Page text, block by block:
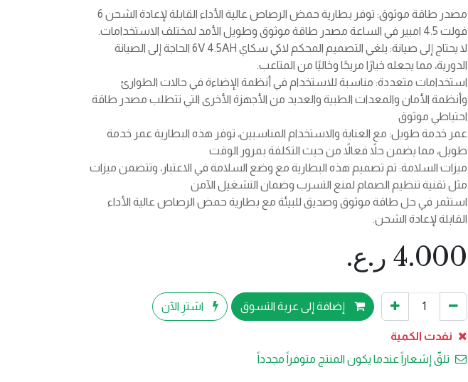
مصدر طاقة موثوق: توفر بطارية حمض الرصاص عالية الأداء القابلة لإعادة الشحن 6
فولت 4.5 امبير في الساعة مصدر طاقة موثوق وطويل الأمد لمختلف الاستخدامات.
لا يحتاج إلى صيانة: يلغي التصميم المحكم لاكي سكاي 6V 4.5AH الحاجة إلى الصيانة
الدورية، مما يجعله خيارًا مريحًا وخاليًا من المتاعب.
استخدامات متعددة: مناسبة للاستخدام في أنظمة الإضاءة في حالات الطوارئ
وأنظمة الأمان والمعدات الطبية والعديد من الأجهزة الأخرى التي تتطلب مصدر طاقة
احتياطي موثوق
عمر خدمة طويل: مع العناية والاستخدام المناسبين، توفر هذه البطارية عمر خدمة
طويل، مما يضمن حلاً فعالاً من حيث التكلفة بمرور الوقت
ميزات السلامة: تم تصميم هذه البطارية مع وضع السلامة في الاعتبار، وتتضمن ميزات
مثل تقنية تنظيم الصمام لمنع التسرب وضمان التشغيل الآمن
استثمر في حل طاقة موثوق وصديق للبيئة مع بطارية حمض الرصاص عالية الأداء
القابلة لإعادة الشحن.
4.000 ر.ع.
إضافة إلى عربة التسوق اشترِ الآن
نفدت الكمية
تلقّ إشعاراً عندما يكون المنتج متوفراً مجدداً